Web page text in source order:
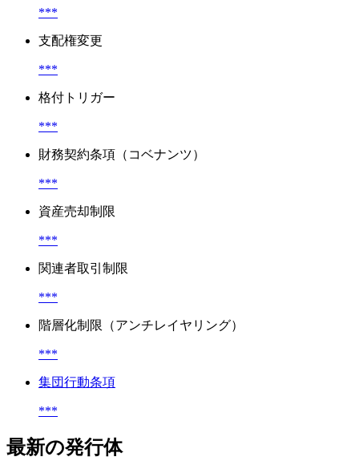
***
支配権変更
***
格付トリガー
***
財務契約条項（コベナンツ）
***
資産売却制限
***
関連者取引制限
***
階層化制限（アンチレイヤリング）
***
集団行動条項
***
最新の発行体